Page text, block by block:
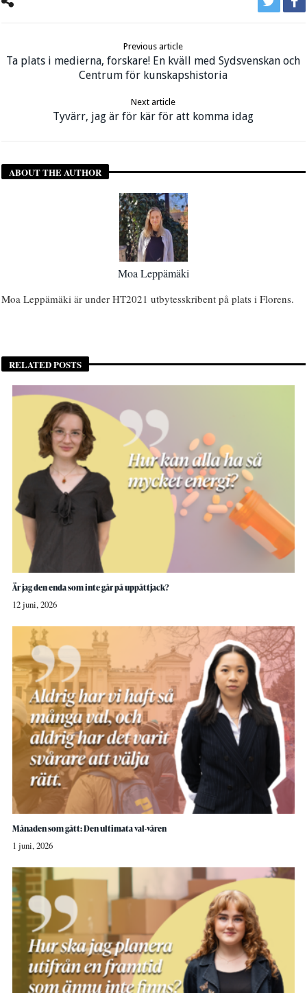
Previous article
Ta plats i medierna, forskare! En kväll med Sydsvenskan och
Centrum för kunskapshistoria
Next article
Tyvärr, jag är för kär för att komma idag
ABOUT THE AUTHOR
Moa Leppämäki
Moa Leppämäki är under HT2021 utbytesskribent på plats i Florens.
RELATED POSTS
Är jag den enda som inte går på uppåttjack?
12 juni, 2026
Månaden som gått: Den ultimata val-våren
1 juni, 2026